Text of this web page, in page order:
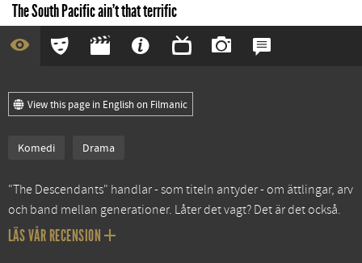
The South Pacific ain't that terrific
View this page in English on Filmanic
Komedi Drama
"The Descendants" handlar - som titeln antyder - om ättlingar, arv
och band mellan generationer. Låter det vagt? Det är det också.
LÄS VÅR RECENSION